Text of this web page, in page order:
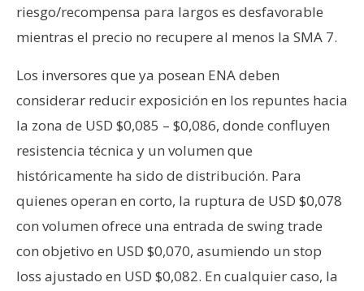
riesgo/recompensa para largos es desfavorable
mientras el precio no recupere al menos la SMA 7.
Los inversores que ya posean ENA deben
considerar reducir exposición en los repuntes hacia
la zona de USD $0,085 – $0,086, donde confluyen
resistencia técnica y un volumen que
históricamente ha sido de distribución. Para
quienes operan en corto, la ruptura de USD $0,078
con volumen ofrece una entrada de swing trade
con objetivo en USD $0,070, asumiendo un stop
loss ajustado en USD $0,082. En cualquier caso, la